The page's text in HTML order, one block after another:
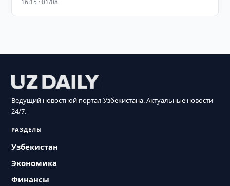
16:15 · 01/08
Ведущий новостной портал Узбекистана. Актуальные новости
24/7.
РАЗДЕЛЫ
Узбекистан
Экономика
Финансы